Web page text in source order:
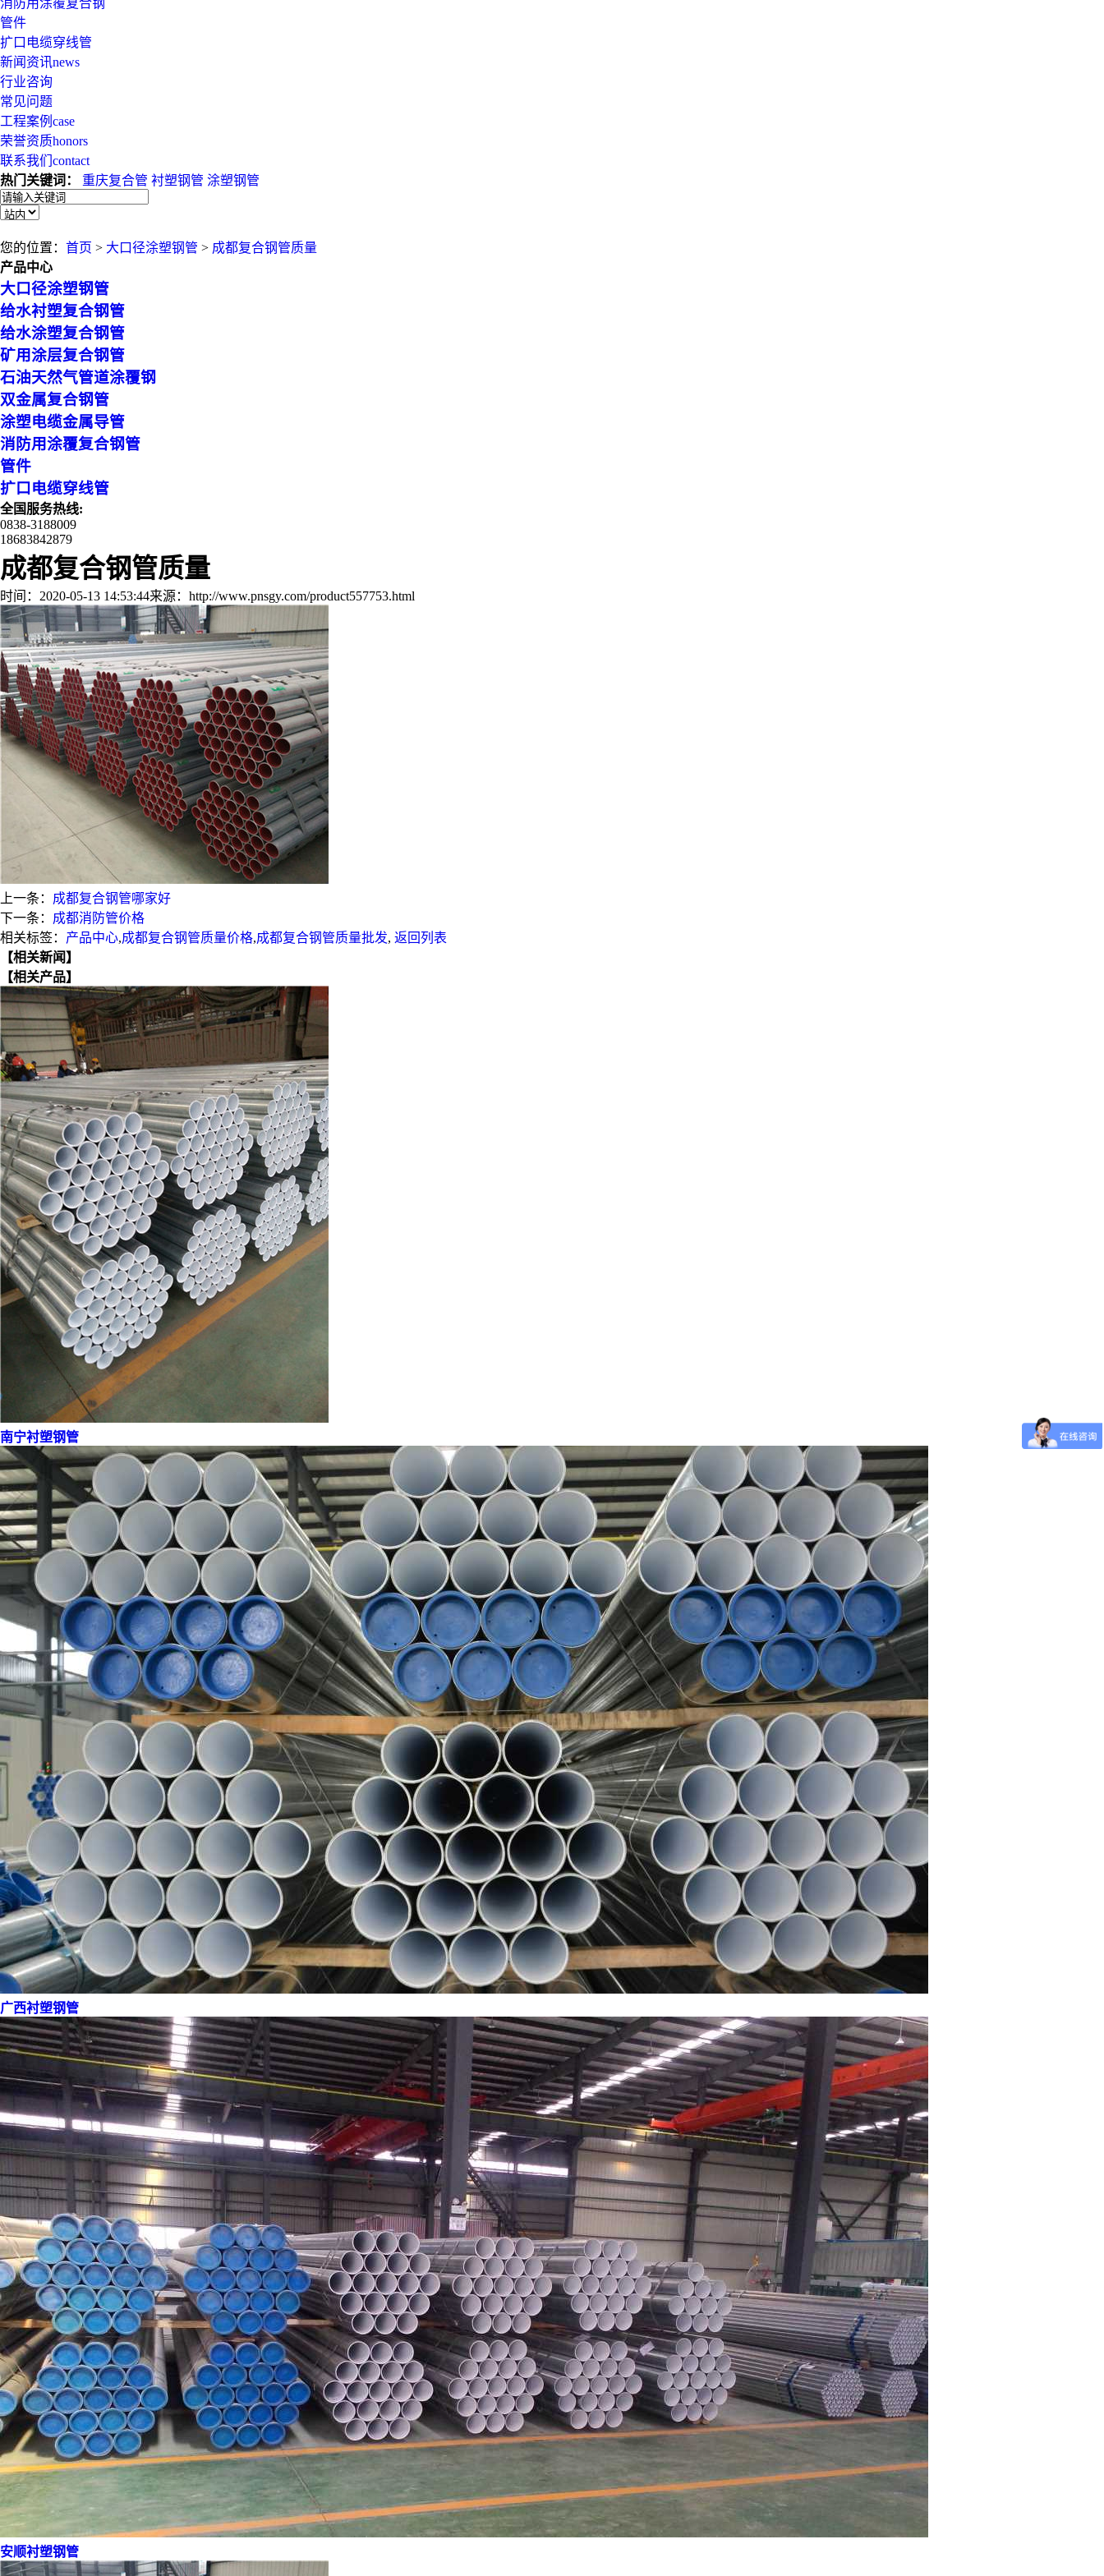
消防用涂覆复合钢
管件
扩口电缆穿线管
新闻资讯news
行业咨询
常见问题
工程案例 case
荣誉资质honors
联系我们 contact
热门关键词：
重庆复合管 衬塑钢管 涂塑钢管
您的位置： 首页 > 大口径涂塑钢管 > 成都复合钢管质量
产品中心
大口径涂塑钢管
给水衬塑复合钢管
给水涂塑复合钢管
矿用涂层复合钢管
石油天然气管道涂覆钢
双金属复合钢管
涂塑电缆金属导管
消防用涂覆复合钢管
管件
扩口电缆穿线管
全国服务热线:
0838-3188009
18683842879
成都复合钢管质量
时间：2020-05-13 14:53:44来源：http://www.pnsgy.com/product557753.html
上一条： 成都复合钢管哪家好
下一条： 成都消防管价格
相关标签： 产品中心,成都复合钢管质量价格,成都复合钢管质量批发, 返回列表
【相关新闻】
【相关产品】
南宁衬塑钢管
广西衬塑钢管
安顺衬塑钢管